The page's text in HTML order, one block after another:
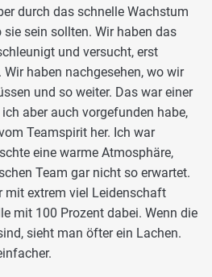
durch das schnelle Wachstum
sein sollten. Wir haben das
und versucht, erst
haben nachgesehen, wo wir
und so weiter. Das war einer
aber auch vorgefunden habe,
Teamspirit her. Ich war
eine warme Atmosphäre,
Team gar nicht so erwartet.
mit extrem viel Leidenschaft
mit 100 Prozent dabei. Wenn die
sieht man öfter ein Lachen.